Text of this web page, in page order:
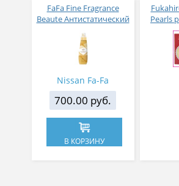
FaFa Fine Fragrance
Beaute Антистатический
с ароматом цветов,
мускуса и сандалового
дерева 600 мл
Nissan Fa-Fa
700.00 руб.
В КОРЗИНУ
Pearls